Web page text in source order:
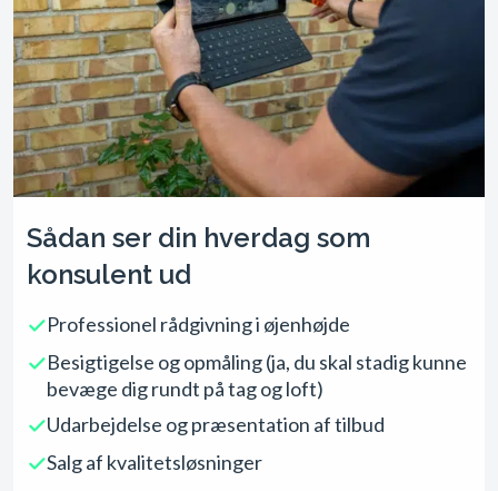
Sådan ser din hverdag som
konsulent ud
Professionel rådgivning i øjenhøjde
Besigtigelse og opmåling (ja, du skal stadig kunne
bevæge dig rundt på tag og loft)
Udarbejdelse og præsentation af tilbud
Salg af kvalitetsløsninger